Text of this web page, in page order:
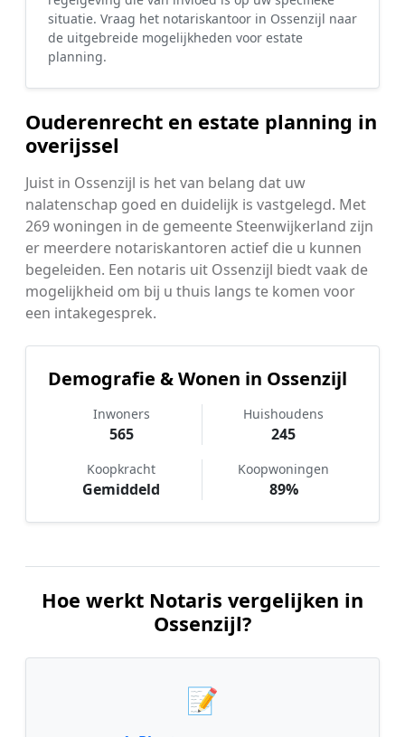
situatie. Vraag het notariskantoor in Ossenzijl naar
de uitgebreide mogelijkheden voor estate
planning.
Ouderenrecht en estate planning in
overijssel
Juist in Ossenzijl is het van belang dat uw
nalatenschap goed en duidelijk is vastgelegd. Met
269 woningen in de gemeente Steenwijkerland zijn
er meerdere notariskantoren actief die u kunnen
begeleiden. Een notaris uit Ossenzijl biedt vaak de
mogelijkheid om bij u thuis langs te komen voor
een intakegesprek.
Demografie & Wonen in Ossenzijl
Inwoners
565
Huishoudens
245
Koopkracht
Gemiddeld
Koopwoningen
89%
Hoe werkt Notaris vergelijken in
Ossenzijl?
📝